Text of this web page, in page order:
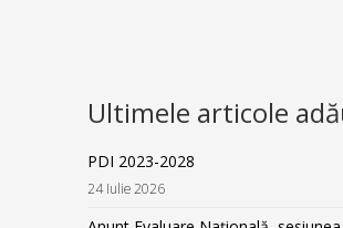
Ultimele articole
PDI 2023-2028
24 Iulie 2026